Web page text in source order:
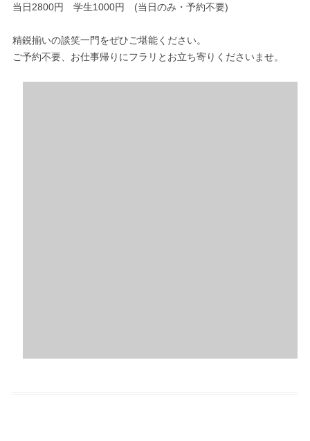
当日2800円 学生1000円 (当日のみ・予約不要)
精鋭揃いの談笑一門をぜひご堪能ください。
ご予約不要、お仕事帰りにフラリとお立ち寄りくださいませ。